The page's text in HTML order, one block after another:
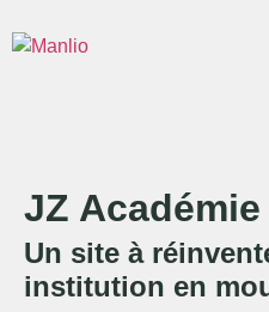
JZ Académie
Un site à
institution en